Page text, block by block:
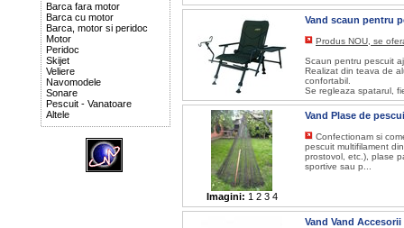
Barca fara motor
Barca cu motor
Barca, motor si peridoc
Motor
Peridoc
Skijet
Veliere
Navomodele
Sonare
Pescuit - Vanatoare
Altele
Vand scaun pentru
Produs NOU, se
Scaun pentru pescuit
Realizat din teava de
confortabil.
Se regleaza spatarul,
Imagini: 1 2 3 4
Vand Plase de
Confectionam si
pescuit multifilament
prostovol, etc.), plase
sportive sau p...
Vand Vand